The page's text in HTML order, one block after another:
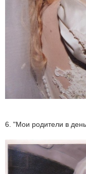
6. "Мои родители в